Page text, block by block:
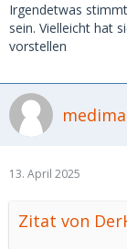
Irgendetwas
sein. Vielleicht hat
vorstellen
13. April 2025
Zitat von